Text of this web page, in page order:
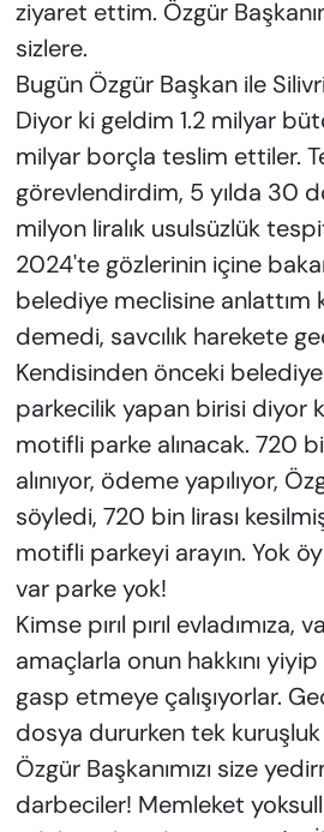
ziyaret ettim. Özgür
sizlere.
Bugün Özgür Başkan ile
Diyor ki geldim 1.2 milyar
milyar borçla teslim ettiler.
görevlendirdim, 5 yılda 30
milyon liralık usulsüzlük
2024'te gözlerinin içine
belediye meclisine anlattım
demedi, savcılık harekete
Kendisinden önceki belediye
parkecilik yapan birisi diyor
motifli parke alınacak. 720
alınıyor, ödeme yapılıyor,
söyledi, 720 bin lirası
motifli parkeyi arayın. Yok
var parke yok!
Kimse pırıl pırıl evladımıza,
amaçlarla onun hakkını yiyip
gasp etmeye çalışıyorlar.
dosya dururken tek
Özgür Başkanımızı size
darbeciler! Memleket